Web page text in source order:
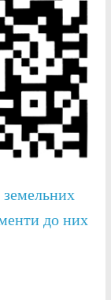
земельних
до них